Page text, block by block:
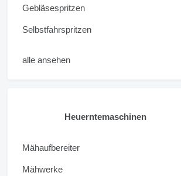
Gebläsespritzen
Selbstfahrspritzen
alle ansehen
Heuerntemaschinen
Mähaufbereiter
Mähwerke